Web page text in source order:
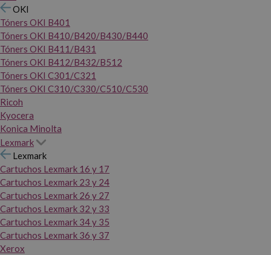
OKI
Tóners OKI B401
Tóners OKI B410/B420/B430/B440
Tóners OKI B411/B431
Tóners OKI B412/B432/B512
Tóners OKI C301/C321
Tóners OKI C310/C330/C510/C530
Ricoh
Kyocera
Konica Minolta
Lexmark
Lexmark
Cartuchos Lexmark 16 y 17
Cartuchos Lexmark 23 y 24
Cartuchos Lexmark 26 y 27
Cartuchos Lexmark 32 y 33
Cartuchos Lexmark 34 y 35
Cartuchos Lexmark 36 y 37
Xerox